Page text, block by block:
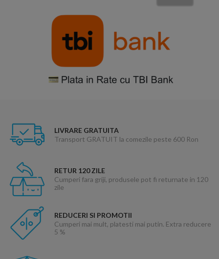
LIVRARE GRATUITA
Transport GRATUIT la comezile peste 600 Ron
RETUR 120 ZILE
Cumperi fara griji, produsele pot fi returnate in 120
zile
REDUCERI SI PROMOTII
Cumperi mai mult, platesti mai putin. Extra reducere
5 %